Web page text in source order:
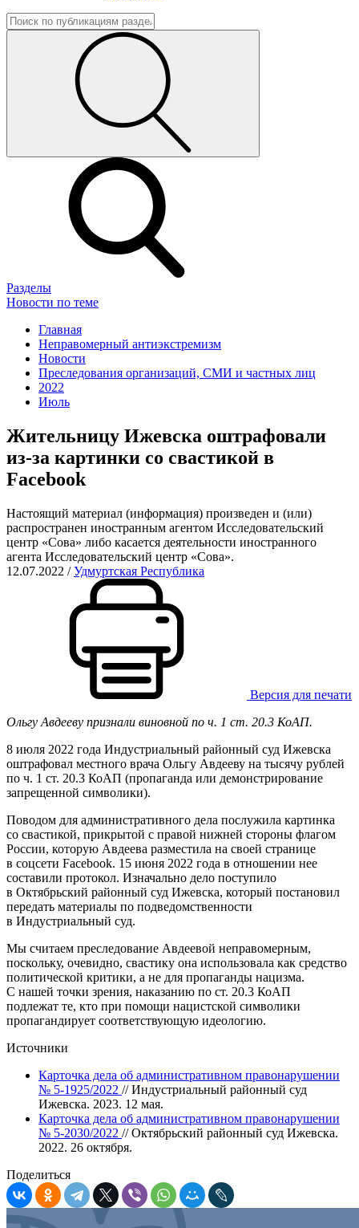
Разделы
Новости по теме
Главная
Неправомерный антиэкстремизм
Новости
Преследования организаций, СМИ и частных лиц
2022
Июль
Жительницу Ижевска оштрафовали
из-за картинки со свастикой в
Facebook
Настоящий материал (информация) произведен и (или)
распространен иностранным агентом Исследовательский
центр «Сова» либо касается деятельности иностранного
агента Исследовательский центр «Сова».
12.07.2022 /Удмуртская Республика
Версия для печати
Ольгу Авдееву признали виновной по ч. 1 ст. 20.3 КоАП.
8 июля 2022 года Индустриальный районный суд Ижевска
оштрафовал местного врача Ольгу Авдееву на тысячу рублей
по ч. 1 ст. 20.3 КоАП (пропаганда или демонстрирование
запрещенной символики).
Поводом для административного дела послужила картинка
со свастикой, прикрытой с правой нижней стороны флагом
России, которую Авдеева разместила на своей странице
в соцсети Facebook. 15 июня 2022 года в отношении нее
составили протокол. Изначально дело поступило
в Октябрьский районный суд Ижевска, который постановил
передать материалы по подведомственности
в Индустриальный суд.
Мы считаем преследование Авдеевой неправомерным,
поскольку, очевидно, свастику она использовала как средство
политической критики, а не для пропаганды нацизма.
С нашей точки зрения, наказанию по ст. 20.3 КоАП
подлежат те, кто при помощи нацистской символики
пропагандирует соответствующую идеологию.
Источники
Карточка дела об административном правонарушении
№ 5-1925/2022 // Индустриальный районный суд
Ижевска. 2023. 12 мая.
Карточка дела об административном правонарушении
№ 5-2030/2022 // Октябрьский районный суд Ижевска.
2022. 26 октября.
Поделиться